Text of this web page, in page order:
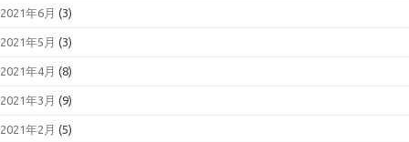
2021年6月 (3)
2021年5月 (3)
2021年4月 (8)
2021年3月 (9)
2021年2月 (5)